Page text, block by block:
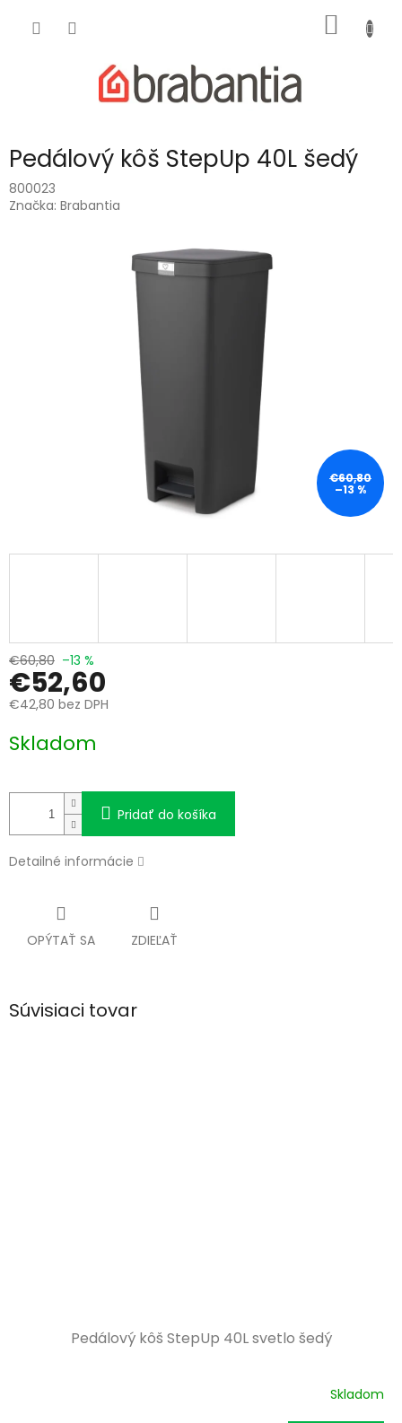
KOŠÍK
Pedálový kôš StepUp 40L šedý
800023
Značka: Brabantia
€60,80
–13 %
€60,80 –13 %
€52,60
€42,80 bez DPH
cena:
Skladom
Pridať do košíka
Detailné informácie
OPÝTAŤ SA ZDIEĽAŤ
Súvisiaci tovar
Pedálový kôš StepUp 40L svetlo šedý
Skladom